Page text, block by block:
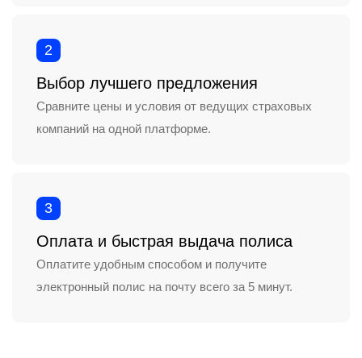
2
Выбор лучшего предложения
Сравните цены и условия от ведущих страховых
компаний на одной платформе.
3
Оплата и быстрая выдача полиса
Оплатите удобным способом и получите
электронный полис на почту всего за 5 минут.